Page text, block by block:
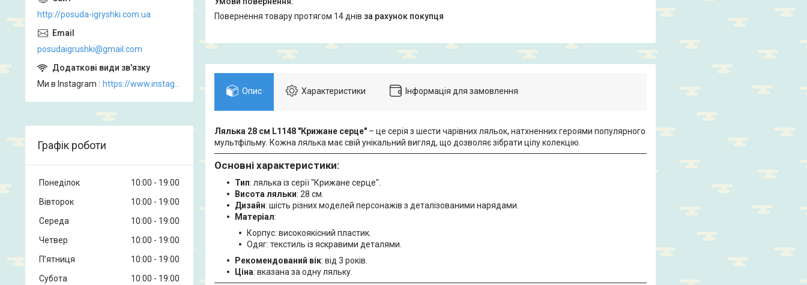
повернення товару протягом 14 днів за рахунок покупця
Опис Характеристики Інформація для замовлення
Лялька 28 см L1148 "Крижане серце" – це серія з шести чарівних ляльок, натхненних героями популярного
мультфільму. Кожна лялька має свій унікальний вигляд, що дозволяє зібрати цілу колекцію.
Основні характеристики:
Тип: лялька із серії "Крижане серце".
Висота ляльки: 28 см.
Дизайн: шість різних моделей персонажів з деталізованими нарядами.
Матеріал:
Корпус: високоякісний пластик.
Одяг: текстиль із яскравими деталями.
Рекомендований вік: від 3 років.
Ціна: вказана за одну ляльку.
http://posuda-igryshki.com.ua
posudaigrushki@gmail.com
Ми в Instagram
Графік роботи
Понеділок 10:00
19:00
Вівторок
10:00
19:00
Середа
10:00
19:00
Четвер
10:00
19:00
Пʼятниця
10:00
19:00
Субота
10:00
19:00